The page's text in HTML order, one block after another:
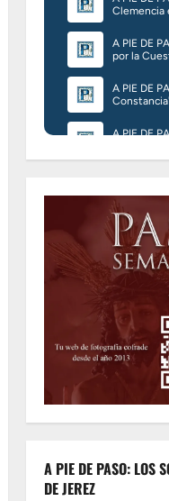
A PIE DE PASO: LOS
DE JEREZ